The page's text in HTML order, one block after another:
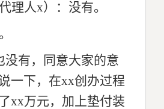
理人x）：没有。
没有，同意大家的意
一下，在xx创办过程
xx万元，加上垫付装